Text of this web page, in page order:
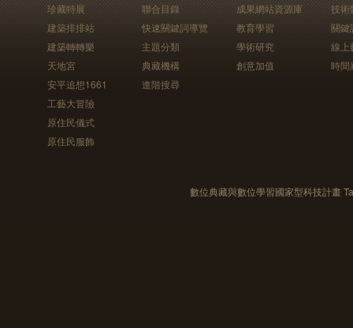
珍藏特展
建築排排站
建築轉轉樂
天地宮
安平追想1661
工藝大冒險
原住民儀式
原住民服飾
聯合目錄
快速關鍵詞導覽
主題分類
典藏機構
進階搜尋
成果網站資源庫
教育學習
學術研究
創意加值
技術
關鍵
線上
時間
數位典藏與數位學習國家型科技計畫